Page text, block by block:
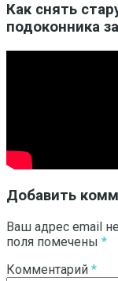
Как снять
подоконника
Добавить
Ваш адрес email
поля помечены *
Комментарий *